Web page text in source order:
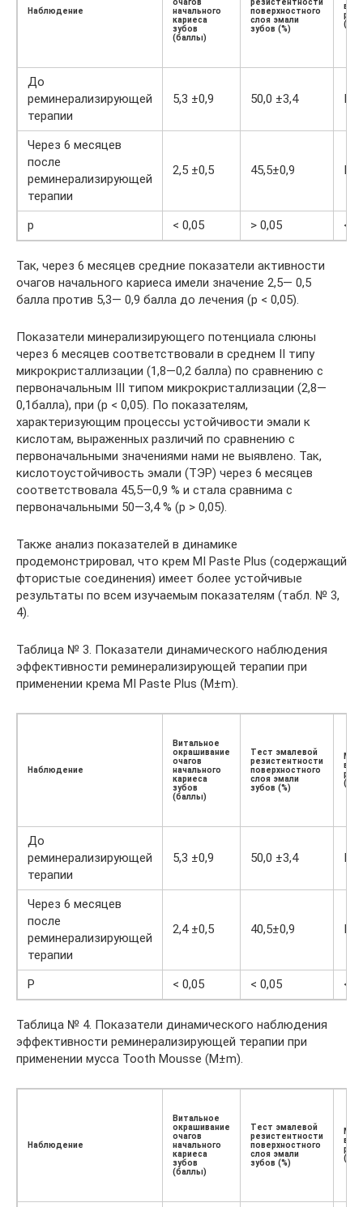
Наблюдение
очагов
начального
кариеса
зубов
(баллы)
резистентности
поверхностного
слоя эмали
зубов (%)
До
реминерализирующей
терапии
5,3 ±0,9 50,0 ±3,4 III
Через 6 месяцев
после
реминерализирующей
терапии
2,5 ±0,5 45,5±0,9 II
р < 0,05 > 0,05 <
Так, через 6 месяцев средние показатели активности
очагов начального кариеса имели значение 2,5— 0,5
балла против 5,3— 0,9 балла до лечения (р < 0,05).
Показатели минерализирующего потенциала слюны
через 6 месяцев соответствовали в среднем II типу
микрокристаллизации (1,8—0,2 балла) по сравнению с
первоначальным III типом микрокристаллизации (2,8—
0,1балла), при (р < 0,05). По показателям,
характеризующим процессы устойчивости эмали к
кислотам, выраженных различий по сравнению с
первоначальными значениями нами не выявлено. Так,
кислотоустойчивость эмали (ТЭР) через 6 месяцев
соответствовала 45,5—0,9 % и стала сравнима с
первоначальными 50—3,4 % (р > 0,05).
Также анализ показателей в динамике
продемонстрировал, что крем MI Paste Plus (содержащий
фтористые соединения) имеет более устойчивые
результаты по всем изучаемым показателям (табл. № 3,
4).
Таблица № 3. Показатели динамического наблюдения
эффективности реминерализирующей терапии при
применении крема MI Paste Plus (М±m).
Наблюдение
Витальное
окрашивание
очагов
начального
кариеса
зубов
(баллы)
Тест эмалевой
резистентности
поверхностного
слоя эмали
зубов (%)
До
реминерализирующей
терапии
5,3 ±0,9 50,0 ±3,4 III
Через 6 месяцев
после
реминерализирующей
терапии
2,4 ±0,5 40,5±0,9 I
Р < 0,05 < 0,05 <
Таблица № 4. Показатели динамического наблюдения
эффективности реминерализирующей терапии при
применении мусса Tooth Mousse (М±m).
Наблюдение
Витальное
окрашивание
очагов
начального
кариеса
зубов
(баллы)
Тест эмалевой
резистентности
поверхностного
слоя эмали
зубов (%)